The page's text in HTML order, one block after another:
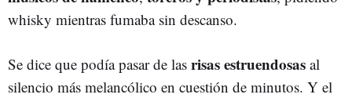
whisky mientras fumaba sin descanso.
Se dice que podía pasar de las risas estruendosas al
silencio más melancólico en cuestión de minutos. Y el